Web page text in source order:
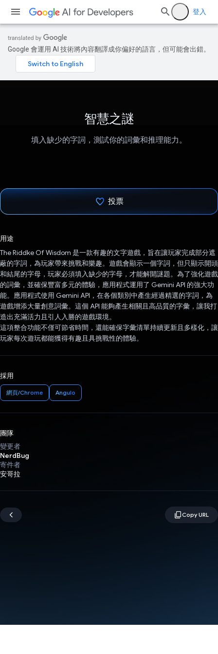
登入
Google 會運用 AI 技術將內容翻譯成你偏好的語言，但可能會出錯。
智慧之謎
填入缺少的字詞，測試你的詞彙和推理能力。
投票
用途
The Riddke Of Wisdom 是一款有趣的文字遊戲，旨在讓玩家完成部分遮
蔽的字詞，為玩家帶來挑戰和樂趣。遊戲會顯示一個字詞，但只顯示開頭
和結尾的字母，玩家必須填入缺少的字母，才能解開謎題。為了強化遊戲
的詞彙，並確保豐富多元的體驗，應用程式運用了 Gemini API 的強大功
能。應用程式使用 Gemini API，在各個類別中產生經過精選的字詞，為
遊戲增添大量創意詞彙。這個 API 能夠產生相關且高品質的字彙，讓我打
造出充滿活力且引人入勝的遊戲環境。
這項整合功能不僅可節省時間，還能確保字彙清單持續更新且多樣化，讓
玩家每次遊玩都能獲得有趣且具挑戰性的體驗。
採用
網頁/Chrome Angulo
團隊
變更者
NerdBug
寄件者
安哥拉